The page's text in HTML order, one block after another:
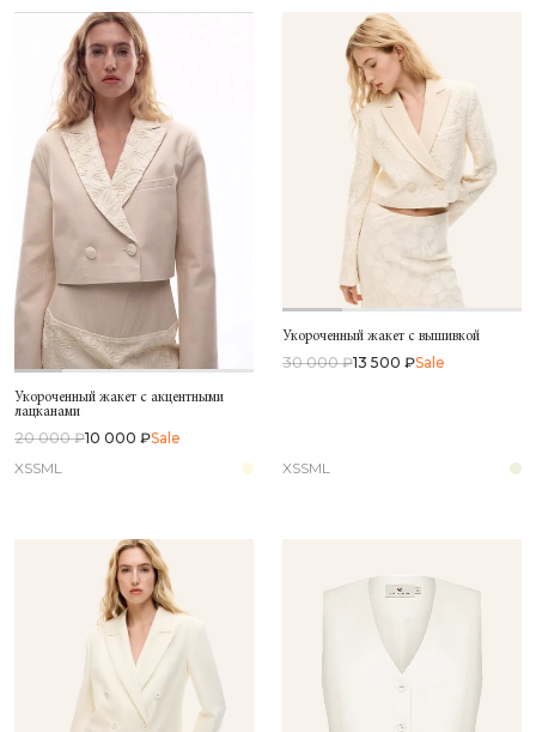
Укороченный жакет с акцентными
лацканами
20 000 ₽10 000 ₽Sale
XSSML
Укороченный жакет с вышивкой
30 000 ₽13 500 ₽Sale
XSSML